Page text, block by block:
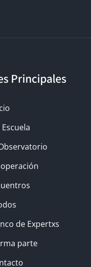
Principales
Escuela
de Expertxs
parte